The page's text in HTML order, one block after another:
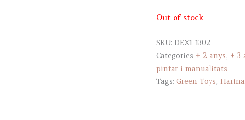
Out of stock
SKU:DEX1-1302
Categories + 2 anys, + 3
pintar i manualitats
Tags:Green Toys,